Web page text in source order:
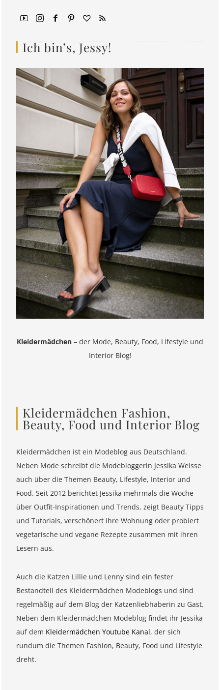
Ich bin’s, Jessy!
Kleidermädchen – der Mode, Beauty, Food, Lifestyle und
Interior Blog!
Kleidermädchen Fashion,
Beauty, Food und Interior Blog
Kleidermädchen ist ein Modeblog aus Deutschland.
Neben Mode schreibt die Modebloggerin Jessika Weisse
auch über die Themen Beauty, Lifestyle, Interior und
Food. Seit 2012 berichtet Jessika mehrmals die Woche
über Outfit-Inspirationen und Trends, zeigt Beauty Tipps
und Tutorials, verschönert ihre Wohnung oder probiert
vegetarische und vegane Rezepte zusammen mit ihren
Lesern aus.
Auch die Katzen Lillie und Lenny sind ein fester
Bestandteil des Kleidermädchen Modeblogs und sind
regelmäßig auf dem Blog der Katzenliebhaberin zu Gast.
Neben dem Kleidermädchen Modeblog findet ihr Jessika
auf dem Kleidermädchen Youtube Kanal, der sich
rundum die Themen Fashion, Beauty, Food und Lifestyle
dreht.